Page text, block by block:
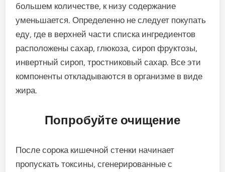
большем количестве, к низу содержание
уменьшается. Определенно не следует покупать
еду, где в верхней части списка ингредиентов
расположены сахар, глюкоза, сироп фруктозы,
инвертный сироп, тростниковый сахар. Все эти
компоненты откладываются в организме в виде
жира.
Попробуйте очищение
После сорока кишечной стенки начинает
пропускать токсины, сгенерированные с